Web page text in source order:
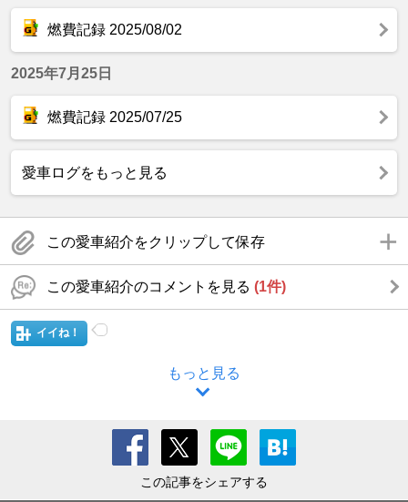
燃費記録 2025/08/02
2025年7月25日
燃費記録 2025/07/25
愛車ログをもっと見る
この愛車紹介をクリップして保存
この愛車紹介のコメントを見る (1件)
イイね！
もっと見る
この記事をシェアする